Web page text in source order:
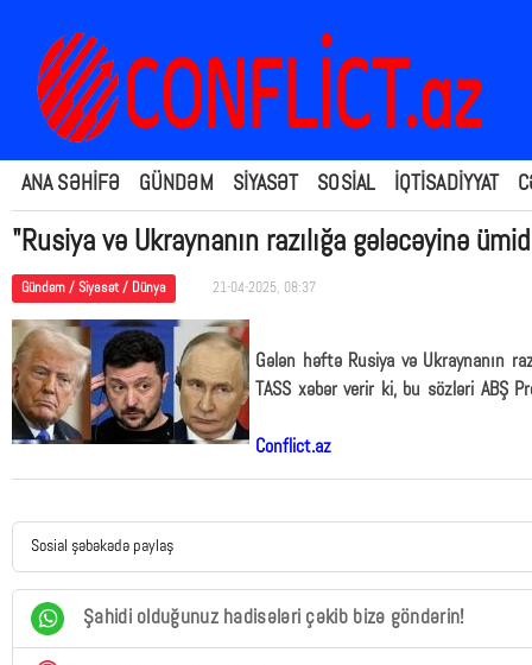
ANA SƏHİFƏ GÜNDƏM SİYASƏT SOSİAL İQTİSADİYYAT
"Rusiya və Ukraynanın razılığa gələcəyinə
Gündəm / Siyasət / Dünya 21-04-2025, 08:37
Gələn həftə Rusiya və Ukraynanın
TASS xəbər verir ki, bu sözləri ABŞ
Conflict.az
Sosial şəbəkədə paylaş
Şahidi olduğunuz hadisələri çəkib bizə göndərin!